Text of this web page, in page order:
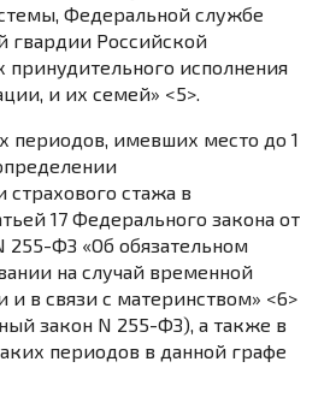
Федеральной службе
гвардии Российской
принудительного исполнения
и их семей» <5>.
периодов, имевших место до 1
стажа в
17 Федерального закона от
255-ФЗ «Об обязательном
на случай временной
и в связи с материнством» <6>
закон N 255-ФЗ), а также в
периодов в данной графе